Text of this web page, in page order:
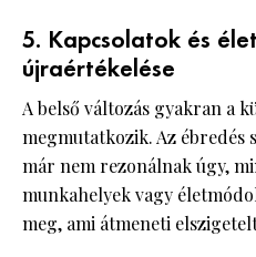
5. Kapcsolatok és
újraértékelése
A belső változás gyakran a
megmutatkozik. Az ébredés
már nem rezonálnak úgy,
munkahelyek vagy
meg, ami átmeneti